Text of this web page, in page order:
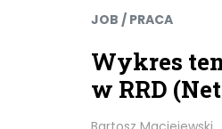
JOB / PRACA
Wykres
w RRD